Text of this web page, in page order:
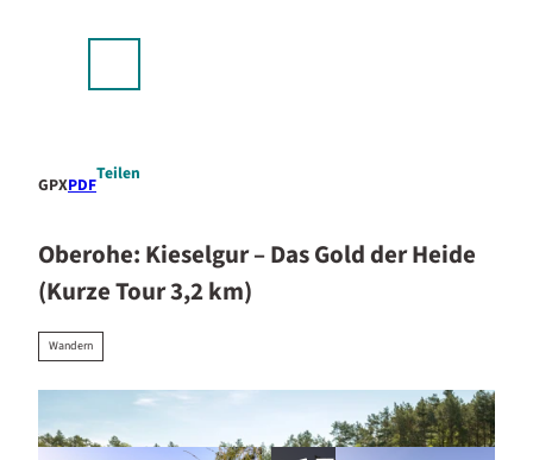
GPXPDF
Teilen
Oberohe: Kieselgur – Das Gold der Heide
(Kurze Tour 3,2 km)
Wandern